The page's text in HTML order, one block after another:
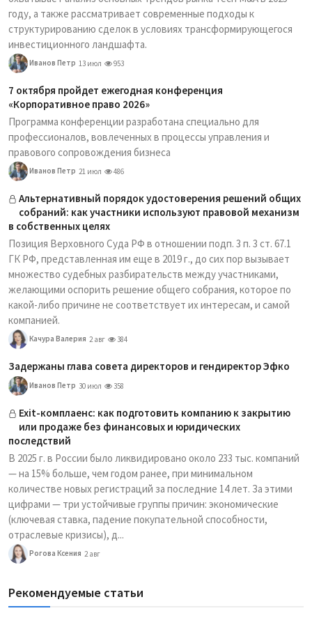
году, а также рассматривает современные подходы к
структурированию сделок в условиях трансформирующегося
инвестиционного ландшафта.
Иванов Петр 13 июл 953
7 октября пройдет ежегодная конференция
«Корпоративное право 2026»
Программа конференции разработана специально для
профессионалов, вовлеченных в процессы управления и
правового сопровождения бизнеса
Иванов Петр 21 июл 486
Альтернативный порядок удостоверения решений общих
собраний: как участники используют правовой механизм
в собственных целях
Позиция Верховного Суда РФ в отношении подп. 3 п. 3 ст. 67.1
ГК РФ, представленная им еще в 2019 г., до сих пор вызывает
множество судебных разбирательств между участниками,
желающими оспорить решение общего собрания, которое по
какой-либо причине не соответствует их интересам, и самой
компанией.
Качура Валерия 2 авг 384
Задержаны глава совета директоров и гендиректор Эфко
Иванов Петр 30 июл 358
Exit-комплаенс: как подготовить компанию к закрытию
или продаже без финансовых и юридических
последствий
В 2025 г. в России было ликвидировано около 233 тыс. компаний
— на 15% больше, чем годом ранее, при минимальном
количестве новых регистраций за последние 14 лет. За этими
цифрами — три устойчивые группы причин: экономические
(ключевая ставка, падение покупательной способности,
отраслевые кризисы), д...
Рогова Ксения 2 авг
Рекомендуемые статьи